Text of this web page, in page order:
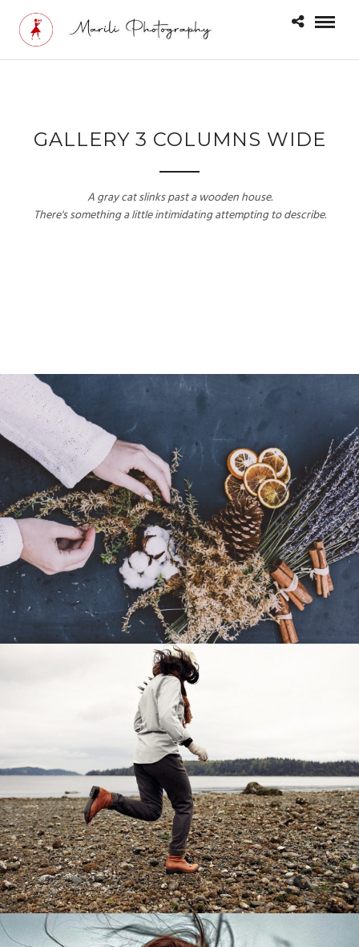
GALLERY 3 COLUMNS WIDE
A gray cat slinks past a wooden house.
There's something a little intimidating attempting to describe.